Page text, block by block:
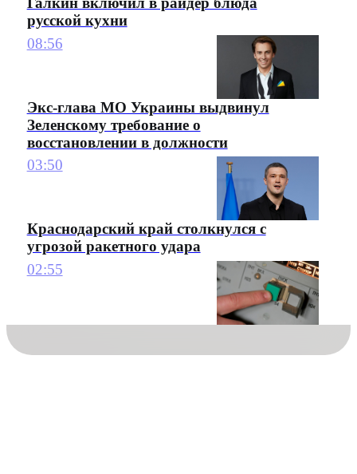
русской кухни
08:56
Экс-глава МО Украины выдвинул
Зеленскому требование о
восстановлении в должности
03:50
Краснодарский край столкнулся с
угрозой ракетного удара
02:55